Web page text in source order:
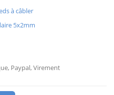
à câbler
5x2mm
Paypal, Virement